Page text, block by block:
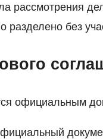
рассмотрения
разделено без
официальным